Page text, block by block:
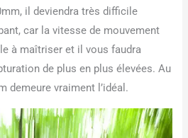
il deviendra très difficile
car la vitesse de mouvement
à maîtriser et il vous faudra
de plus en plus élevées. Au
demeure vraiment l’idéal.